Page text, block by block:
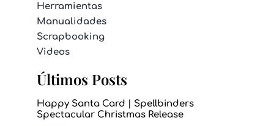
Herramientas
Manualidades
Scrapbooking
Videos
Últimos Posts
Happy Santa Card | Spellbinders
Spectacular Christmas Release